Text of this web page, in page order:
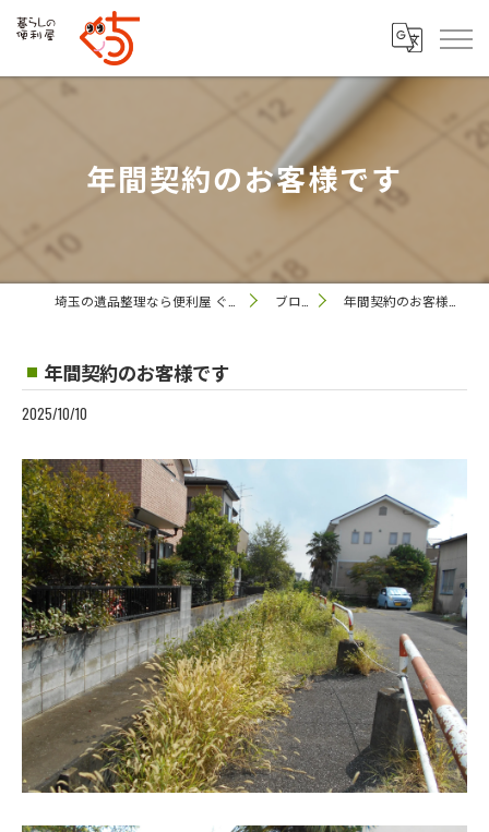
年間契約のお客様です
ブログ 年間契約のお客様です
年間契約のお客様です
2025/10/10